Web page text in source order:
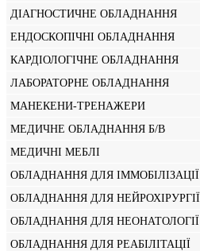
ДІАГНОСТИЧНЕ ОБЛАДНАННЯ
ЕНДОСКОПІЧНІ ОБЛАДНАННЯ
КАРДІОЛОГІЧНЕ ОБЛАДНАННЯ
ЛАБОРАТОРНЕ ОБЛАДНАННЯ
МАНЕКЕНИ-ТРЕНАЖЕРИ
МЕДИЧНЕ ОБЛАДНАННЯ Б/В
МЕДИЧНІ МЕБЛІ
ОБЛАДНАННЯ ДЛЯ ІММОБІЛІЗАЦІЇ
ОБЛАДНАННЯ ДЛЯ НЕЙРОХІРУРГІЇ
ОБЛАДНАННЯ ДЛЯ НЕОНАТОЛОГІЇ
ОБЛАДНАННЯ ДЛЯ РЕАБІЛІТАЦІЇ